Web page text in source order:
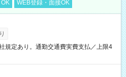
WEB登録・面接OK
規定あり。通勤交通費実費支払／上限4